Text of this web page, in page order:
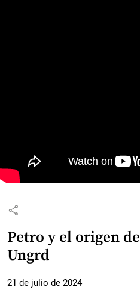
share
Petro y el origen
Ungrd
21 de julio de 2024